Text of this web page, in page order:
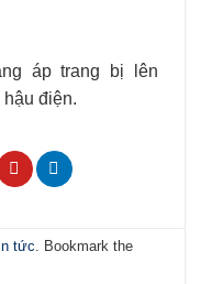
áp trang bị lên
điện.
tức. Bookmark the